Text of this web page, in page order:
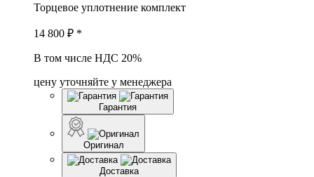
Торцевое уплотнение комплект
14 800 ₽ *
В том числе НДС 20%
цену уточняйте у менеджера
Гарантия
Оригинал
Доставка